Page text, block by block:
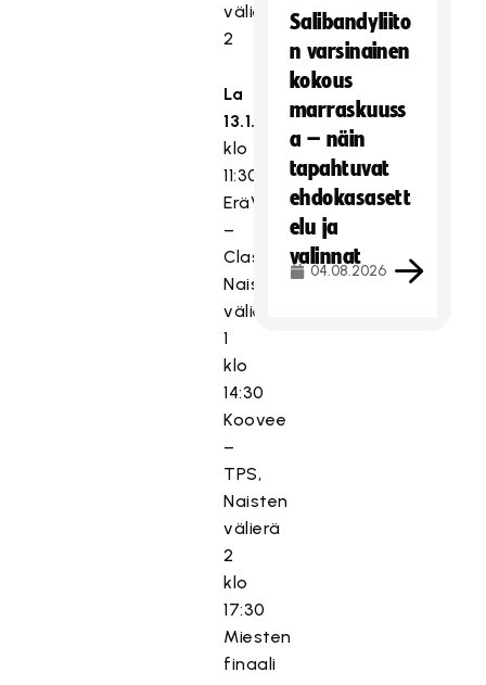
välierä
2
La
13.1.2024
klo
11:30
EräViikingit
–
Classic,
Naisten
välierä
1
klo
14:30
Koovee
–
TPS,
Naisten
välierä
2
klo
17:30
Miesten
finaali
Salibandyliito
n varsinainen
kokous
marraskuuss
a – näin
tapahtuvat
ehdokasasett
elu ja
valinnat
04.08.2026